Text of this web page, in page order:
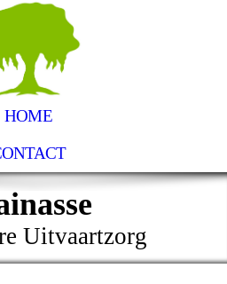
HOME
Uitvaartzorg